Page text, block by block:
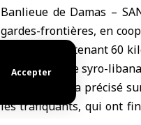
Accepter
Banlieue de Damas –
gardes-frontières, en
cargaison contenant 60
via la frontière syro-
Le ministère a précisé
les trafiquants, qui ont